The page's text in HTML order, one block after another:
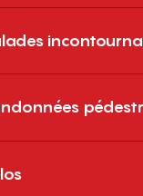
expositions,
Pyrénées-
temps forts
de
près de
dans notre
sorties
Orientales
de